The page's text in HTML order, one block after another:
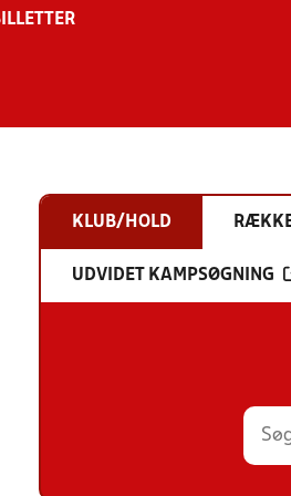
KLUB/HOLD
UDVIDET KAMPSØGNING